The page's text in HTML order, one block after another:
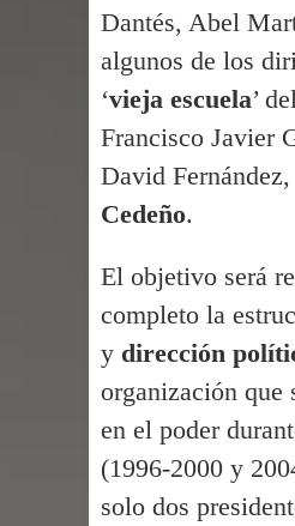
Hombre muere
agua caliente
local de Samaná
Nuevas zonas
generarán más
Senado RD
Nicaragua
Dantés, Abel
algunos de los
‘vieja escuela’
Francisco Javier
David Fernández,
Cedeño.
El objetivo será
completo la
y dirección
organización que
en el poder
(1996-2000 y
solo dos